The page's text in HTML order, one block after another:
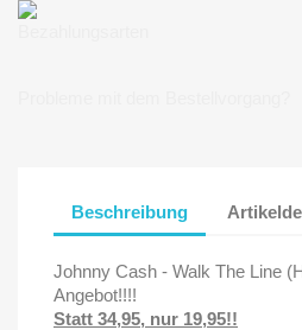
Beschreibung
Johnny Cash - Walk The Line
Angebot!!!!
Statt 34,95, nur 19,95!!